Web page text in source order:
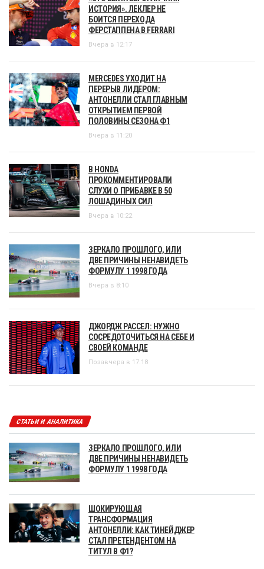
ИСТОРИЯ». ЛЕКЛЕР НЕ
БОИТСЯ ПЕРЕХОДА
ФЕРСТАППЕНА В FERRARI
Вчера в 12:17
MERCEDES УХОДИТ НА
ПЕРЕРЫВ ЛИДЕРОМ:
АНТОНЕЛЛИ СТАЛ ГЛАВНЫМ
ОТКРЫТИЕМ ПЕРВОЙ
ПОЛОВИНЫ СЕЗОНА Ф1
Вчера в 11:20
В HONDA
ПРОКОММЕНТИРОВАЛИ
СЛУХИ О ПРИБАВКЕ В 50
ЛОШАДИНЫХ СИЛ
Вчера в 10:22
ЗЕРКАЛО ПРОШЛОГО, ИЛИ
ДВЕ ПРИЧИНЫ НЕНАВИДЕТЬ
ФОРМУЛУ 1 1998 ГОДА
Вчера в 8:10
ДЖОРДЖ РАССЕЛ: НУЖНО
СОСРЕДОТОЧИТЬСЯ НА СЕБЕ И
СВОЕЙ КОМАНДЕ
Позавчера в 17:18
СТАТЬИ И АНАЛИТИКА
ЗЕРКАЛО ПРОШЛОГО, ИЛИ
ДВЕ ПРИЧИНЫ НЕНАВИДЕТЬ
ФОРМУЛУ 1 1998 ГОДА
ШОКИРУЮЩАЯ
ТРАНСФОРМАЦИЯ
АНТОНЕЛЛИ: КАК ТИНЕЙДЖЕР
СТАЛ ПРЕТЕНДЕНТОМ НА
ТИТУЛ В Ф1?